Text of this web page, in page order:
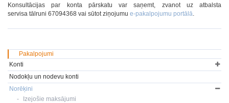
Konsultācijas par konta pārskatu var saņemt, zvanot uz atbalsta
servisa tālruni 67094368 vai sūtot ziņojumu e-pakalpojumu portālā.
Pakalpojumi
Konti
Nodokļu un nodevu konti
Norēķini
Izejošie maksājumi